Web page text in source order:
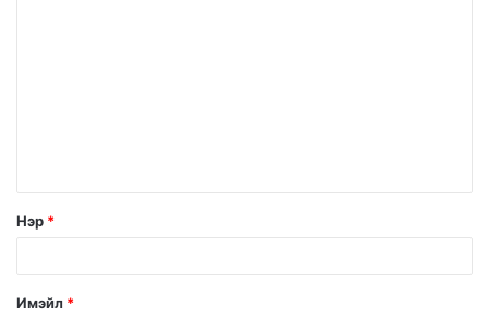
Нэр *
Имэйл *